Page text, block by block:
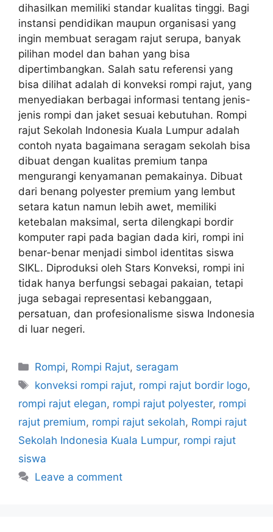
dihasilkan memiliki standar kualitas tinggi. Bagi
instansi pendidikan maupun organisasi yang
ingin membuat seragam rajut serupa, banyak
pilihan model dan bahan yang bisa
dipertimbangkan. Salah satu referensi yang
bisa dilihat adalah di konveksi rompi rajut, yang
menyediakan berbagai informasi tentang jenis-
jenis rompi dan jaket sesuai kebutuhan. Rompi
rajut Sekolah Indonesia Kuala Lumpur adalah
contoh nyata bagaimana seragam sekolah bisa
dibuat dengan kualitas premium tanpa
mengurangi kenyamanan pemakainya. Dibuat
dari benang polyester premium yang lembut
setara katun namun lebih awet, memiliki
ketebalan maksimal, serta dilengkapi bordir
komputer rapi pada bagian dada kiri, rompi ini
benar-benar menjadi simbol identitas siswa
SIKL. Diproduksi oleh Stars Konveksi, rompi ini
tidak hanya berfungsi sebagai pakaian, tetapi
juga sebagai representasi kebanggaan,
persatuan, dan profesionalisme siswa Indonesia
di luar negeri.
Rompi, Rompi Rajut, seragam
konveksi rompi rajut, rompi rajut bordir logo,
rompi rajut elegan, rompi rajut polyester, rompi
rajut premium, rompi rajut sekolah, Rompi rajut
Sekolah Indonesia Kuala Lumpur, rompi rajut
siswa
Leave a comment